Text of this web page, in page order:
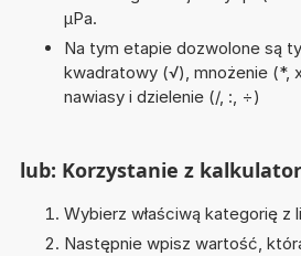
µPa.
Na tym etapie dozwolone są
kwadratowy (√), mnożenie (*,
nawiasy i dzielenie (/, :, ÷)
lub: Korzystanie z
Wybierz właściwą kategorię
Następnie wpisz wartość,